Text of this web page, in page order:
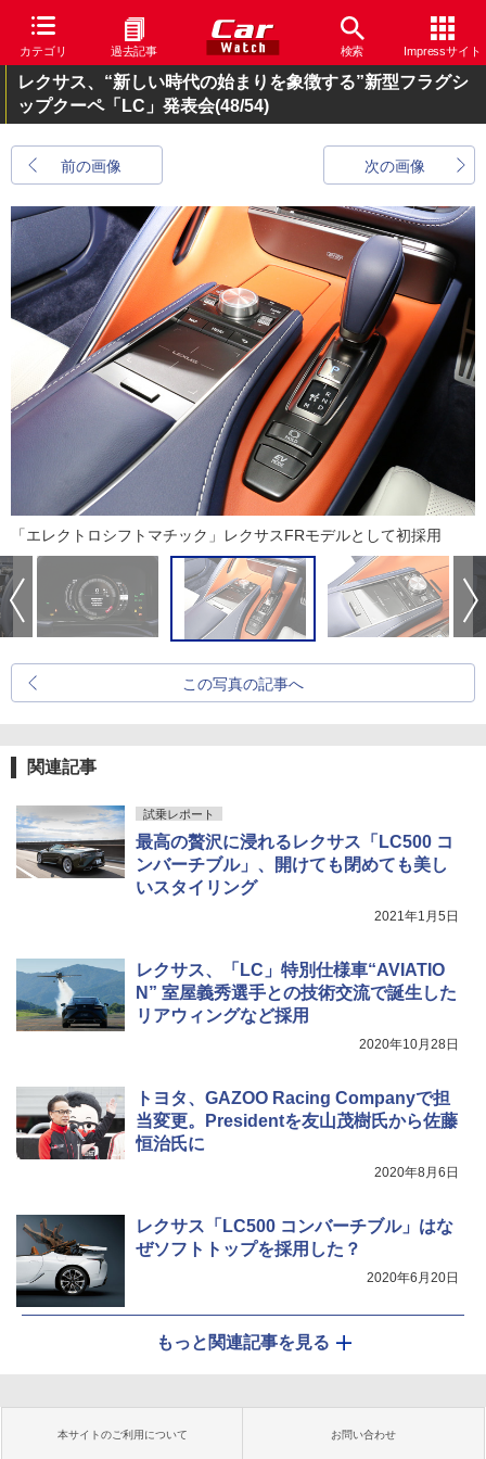
カテゴリ 過去記事 検索 Impressサイト
レクサス、“新しい時代の始まりを象徴する”新型フラグシ
ップクーペ「LC」発表会(48/54)
前の画像 次の画像
「エレクトロシフトマチック」レクサスFRモデルとして初採用
この写真の記事へ
関連記事
試乗レポート
最高の贅沢に浸れるレクサス「LC500 コ
ンバーチブル」、開けても閉めても美し
いスタイリング
2021年1月5日
レクサス、「LC」特別仕様車“AVIATIO
N” 室屋義秀選手との技術交流で誕生した
リアウィングなど採用
2020年10月28日
トヨタ、GAZOO Racing Companyで担
当変更。Presidentを友山茂樹氏から佐藤
恒治氏に
2020年8月6日
レクサス「LC500 コンバーチブル」はな
ぜソフトトップを採用した？
2020年6月20日
もっと関連記事を見る
本サイトのご利用について お問い合わせ